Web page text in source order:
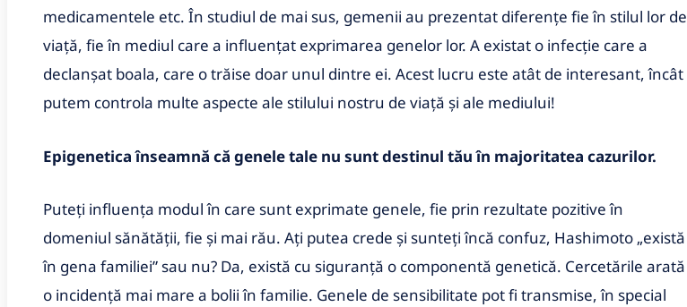
medicamentele etc. În studiul de mai sus, gemenii au prezentat diferențe fie în stilul lor de
viață, fie în mediul care a influențat exprimarea genelor lor. A existat o infecție care a
declanșat boala, care o trăise doar unul dintre ei. Acest lucru este atât de interesant, încât
putem controla multe aspecte ale stilului nostru de viață și ale mediului!
Epigenetica înseamnă că genele tale nu sunt destinul tău în majoritatea cazurilor.
Puteți influența modul în care sunt exprimate genele, fie prin rezultate pozitive în
domeniul sănătății, fie și mai rău. Ați putea crede și sunteți încă confuz, Hashimoto „există
în gena familiei” sau nu? Da, există cu siguranță o componentă genetică. Cercetările arată
o incidență mai mare a bolii în familie. Genele de sensibilitate pot fi transmise, în special